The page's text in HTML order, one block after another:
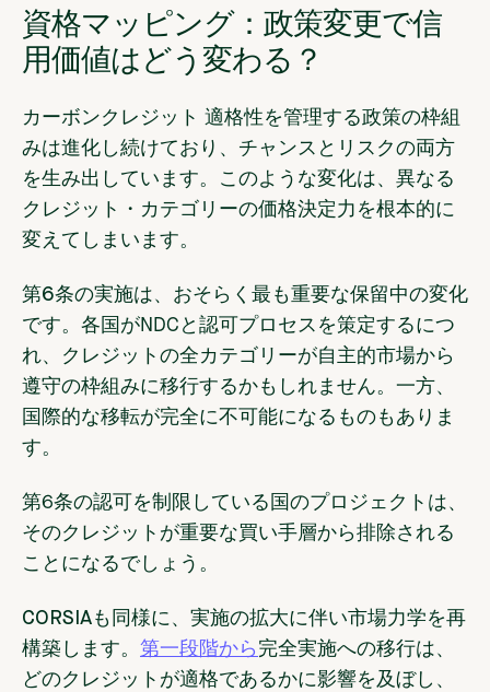
資格マッピング：政策変更で信
用価値はどう変わる？
カーボンクレジット 適格性を管理する政策の枠組
みは進化し続けており、チャンスとリスクの両方
を生み出しています。このような変化は、異なる
クレジット・カテゴリーの価格決定力を根本的に
変えてしまいます。
第6条の実施は、おそらく最も重要な保留中の変化
です。各国がNDCと認可プロセスを策定するにつ
れ、クレジットの全カテゴリーが自主的市場から
遵守の枠組みに移行するかもしれません。一方、
国際的な移転が完全に不可能になるものもありま
す。
第6条の認可を制限している国のプロジェクトは、
そのクレジットが重要な買い手層から排除される
ことになるでしょう。
CORSIAも同様に、実施の拡大に伴い市場力学を再
構築します。 第一段階から 完全実施への移行は、
どのクレジットが適格であるかに影響を及ぼし、